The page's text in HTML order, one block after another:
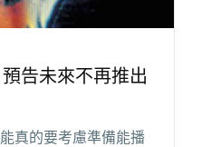
告未來不再推出
真的要考慮準備能播